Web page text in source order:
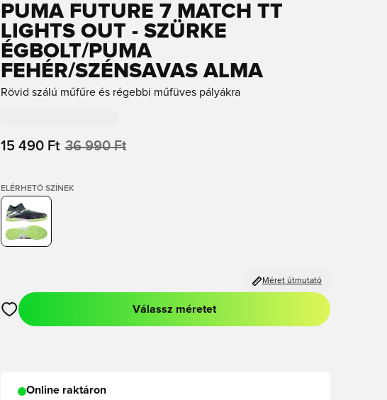
PUMA FUTURE 7 MATCH TT
LIGHTS OUT - SZÜRKE
ÉGBOLT/PUMA
FEHÉR/SZÉNSAVAS ALMA
Rövid szálú műfűre és régebbi műfüves pályákra
15 490 Ft 36 990 Ft
ELÉRHETŐ SZÍNEK
Méret útmutató
Megnyit egy modált a bejelentkezéshez vagy a tagként való regisztrációhoz
Válassz méretet
Online raktáron